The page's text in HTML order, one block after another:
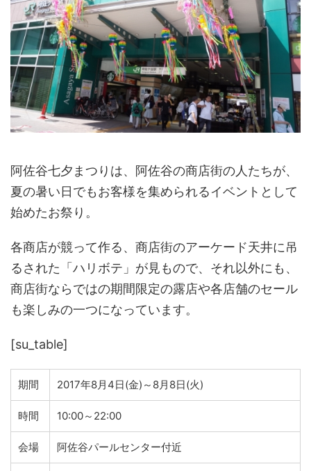
阿佐谷七夕まつりは、阿佐谷の商店街の人たちが、
夏の暑い日でもお客様を集められるイベントとして
始めたお祭り。
各商店が競って作る、商店街のアーケード天井に吊
るされた「ハリボテ」が見もので、それ以外にも、
商店街ならではの期間限定の露店や各店舗のセール
も楽しみの一つになっています。
[su_table]
期間 2017年8月4日(金)～8月8日(火)
時間 10:00～22:00
会場 阿佐谷パールセンター付近